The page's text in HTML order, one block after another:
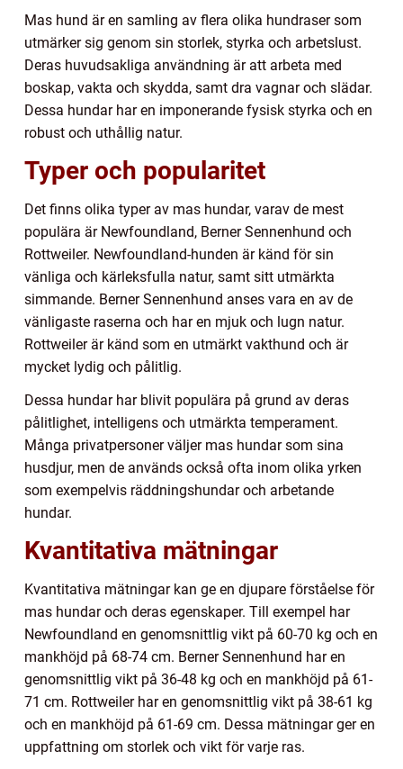
Mas hund är en samling av flera olika hundraser som
utmärker sig genom sin storlek, styrka och arbetslust.
Deras huvudsakliga användning är att arbeta med
boskap, vakta och skydda, samt dra vagnar och slädar.
Dessa hundar har en imponerande fysisk styrka och en
robust och uthållig natur.
Typer och popularitet
Det finns olika typer av mas hundar, varav de mest
populära är Newfoundland, Berner Sennenhund och
Rottweiler. Newfoundland-hunden är känd för sin
vänliga och kärleksfulla natur, samt sitt utmärkta
simmande. Berner Sennenhund anses vara en av de
vänligaste raserna och har en mjuk och lugn natur.
Rottweiler är känd som en utmärkt vakthund och är
mycket lydig och pålitlig.
Dessa hundar har blivit populära på grund av deras
pålitlighet, intelligens och utmärkta temperament.
Många privatpersoner väljer mas hundar som sina
husdjur, men de används också ofta inom olika yrken
som exempelvis räddningshundar och arbetande
hundar.
Kvantitativa mätningar
Kvantitativa mätningar kan ge en djupare förståelse för
mas hundar och deras egenskaper. Till exempel har
Newfoundland en genomsnittlig vikt på 60-70 kg och en
mankhöjd på 68-74 cm. Berner Sennenhund har en
genomsnittlig vikt på 36-48 kg och en mankhöjd på 61-
71 cm. Rottweiler har en genomsnittlig vikt på 38-61 kg
och en mankhöjd på 61-69 cm. Dessa mätningar ger en
uppfattning om storlek och vikt för varje ras.